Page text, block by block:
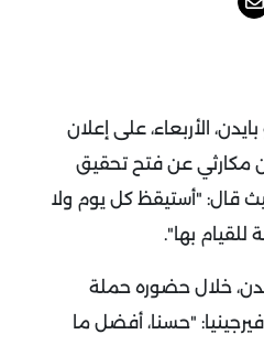
الأربعاء، على إعلان
مكارثي عن فتح تحقيق
قال: "أستيقظ كل يوم ولا
بها".
خلال حضوره حملة
"حسنا، أفضل ما